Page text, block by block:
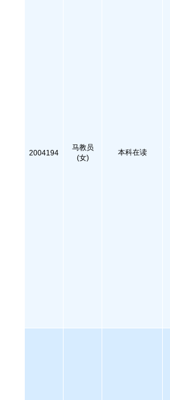
2004194
马教员
(女)
本科在读